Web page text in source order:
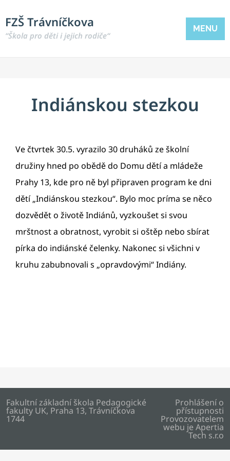
FZŠ Trávníčkova
“Škola pro děti i jejich rodiče“
MENU
Indiánskou stezkou
Ve čtvrtek 30.5. vyrazilo 30 druháků ze školní
družiny hned po obědě do Domu dětí a mládeže
Prahy 13, kde pro ně byl připraven program ke dni
dětí „Indiánskou stezkou“. Bylo moc príma se něco
dozvědět o životě Indiánů, vyzkoušet si svou
mrštnost a obratnost, vyrobit si oštěp nebo sbírat
pírka do indiánské čelenky. Nakonec si všichni v
kruhu zabubnovali s „opravdovými“ Indiány.
Fakultní základní škola Pedagogické
fakulty UK, Praha 13, Trávníčkova
1744
Prohlášení o
přístupnosti
Provozovatelem
webu je Apertia
Tech s.r.o